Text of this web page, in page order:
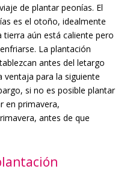
de plantar peonías. El
es el otoño, idealmente
aún está caliente pero
La plantación
antes del letargo
ventaja para la siguiente
si no es posible plantar
en primavera,
antes de que